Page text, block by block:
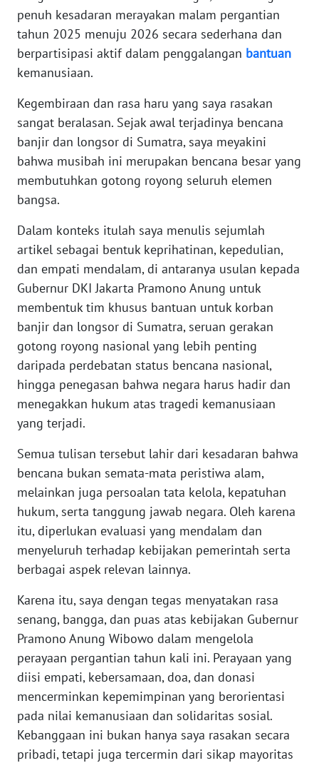
penuh kesadaran merayakan malam pergantian
tahun 2025 menuju 2026 secara sederhana dan
berpartisipasi aktif dalam penggalangan bantuan
kemanusiaan.
Kegembiraan dan rasa haru yang saya rasakan
sangat beralasan. Sejak awal terjadinya bencana
banjir dan longsor di Sumatra, saya meyakini
bahwa musibah ini merupakan bencana besar yang
membutuhkan gotong royong seluruh elemen
bangsa.
Dalam konteks itulah saya menulis sejumlah
artikel sebagai bentuk keprihatinan, kepedulian,
dan empati mendalam, di antaranya usulan kepada
Gubernur DKI Jakarta Pramono Anung untuk
membentuk tim khusus bantuan untuk korban
banjir dan longsor di Sumatra, seruan gerakan
gotong royong nasional yang lebih penting
daripada perdebatan status bencana nasional,
hingga penegasan bahwa negara harus hadir dan
menegakkan hukum atas tragedi kemanusiaan
yang terjadi.
Semua tulisan tersebut lahir dari kesadaran bahwa
bencana bukan semata-mata peristiwa alam,
melainkan juga persoalan tata kelola, kepatuhan
hukum, serta tanggung jawab negara. Oleh karena
itu, diperlukan evaluasi yang mendalam dan
menyeluruh terhadap kebijakan pemerintah serta
berbagai aspek relevan lainnya.
Karena itu, saya dengan tegas menyatakan rasa
senang, bangga, dan puas atas kebijakan Gubernur
Pramono Anung Wibowo dalam mengelola
perayaan pergantian tahun kali ini. Perayaan yang
diisi empati, kebersamaan, doa, dan donasi
mencerminkan kepemimpinan yang berorientasi
pada nilai kemanusiaan dan solidaritas sosial.
Kebanggaan ini bukan hanya saya rasakan secara
pribadi, tetapi juga tercermin dari sikap mayoritas
WN
NUSANTARA
JOGJA
WN
JATIM
WN
BALI
WN
WN
KALTENG
WN
KALTARA
WN
KALSEL
WN
KALTIM
WN
SULSEL
WN
GORONTALO
WN
MALUKU
WN
MALUT